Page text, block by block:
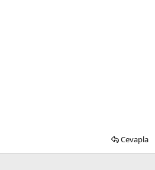
Cevapla